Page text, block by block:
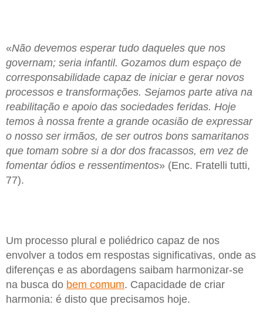
«Não devemos esperar tudo daqueles que nos
governam; seria infantil. Gozamos dum espaço de
corresponsabilidade capaz de iniciar e gerar novos
processos e transformações. Sejamos parte ativa na
reabilitação e apoio das sociedades feridas. Hoje
temos à nossa frente a grande ocasião de expressar
o nosso ser irmãos, de ser outros bons samaritanos
que tomam sobre si a dor dos fracassos, em vez de
fomentar ódios e ressentimentos» (Enc. Fratelli tutti,
77).
Um processo plural e poliédrico capaz de nos
envolver a todos em respostas significativas, onde as
diferenças e as abordagens saibam harmonizar-se
na busca do bem comum. Capacidade de criar
harmonia: é disto que precisamos hoje.